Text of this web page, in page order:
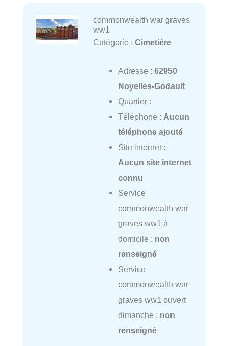
commonwealth war graves
ww1
Catégorie : Cimetière
Adresse : 62950
Noyelles-Godault
Quartier :
Téléphone : Aucun
téléphone ajouté
Site internet :
Aucun site internet
connu
Service
commonwealth war
graves ww1 à
domicile : non
renseigné
Service
commonwealth war
graves ww1 ouvert
dimanche : non
renseigné